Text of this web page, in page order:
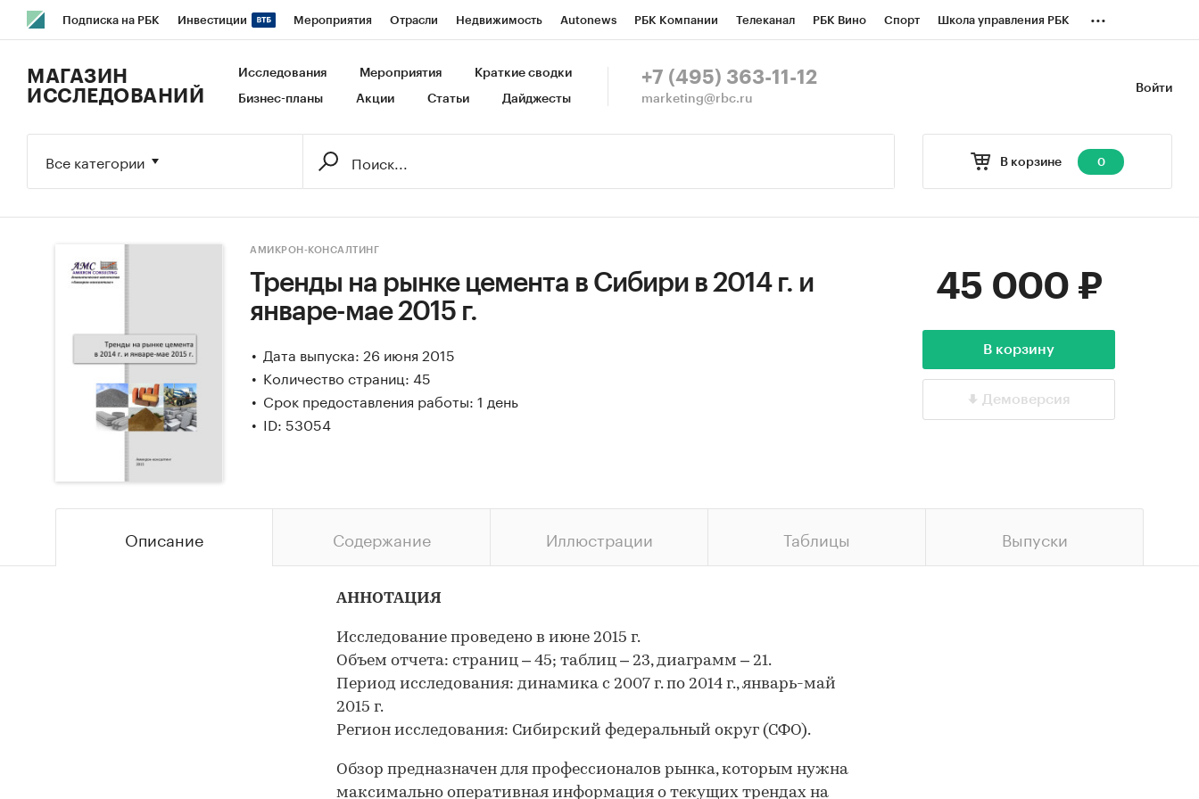
Подписка на РБК Инвестиции Мероприятия Отрасли Недвижимость Autonews РБК Компании Телеканал РБК Вино Спорт Школа управления РБК
Исследования Кредитные рейтинги Франшизы Газета Спецпроекты СПб Конференции СПб Спецпроекты
...
Войти
МАГАЗИН
ИССЛЕДОВАНИЙ
Исследования Мероприятия Краткие сводки
Бизнес-планы Акции Статьи Дайджесты
+7 (495) 363-11-12
marketing@rbc.ru
В корзине 0
Все категории
АМИКРОН-КОНСАЛТИНГ
Тренды на рынке цемента в Сибири в 2014 г. и
январе-мае 2015 г.
Дата выпуска: 26 июня 2015
Количество страниц: 45
Срок предоставления работы: 1 день
ID: 53054
45 000 ₽
В корзину
Демоверсия
Описание Содержание Иллюстрации Таблицы Выпуски
АННОТАЦИЯ
Исследование проведено в июне 2015 г.
Объем отчета: страниц – 45; таблиц – 23, диаграмм – 21.
Период исследования: динамика с 2007 г. по 2014 г., январь-май
2015 г.
Регион исследования: Сибирский федеральный округ (СФО).
Обзор предназначен для профессионалов рынка, которым нужна
максимально оперативная информация о текущих трендах на